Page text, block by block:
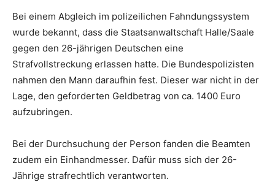
Bei einem Abgleich im polizeilichen Fahndungssystem
wurde bekannt, dass die Staatsanwaltschaft Halle/Saale
gegen den 26-jährigen Deutschen eine
Strafvollstreckung erlassen hatte. Die Bundespolizisten
nahmen den Mann daraufhin fest. Dieser war nicht in der
Lage, den geforderten Geldbetrag von ca. 1400 Euro
aufzubringen.
Bei der Durchsuchung der Person fanden die Beamten
zudem ein Einhandmesser. Dafür muss sich der 26-
Jährige strafrechtlich verantworten.